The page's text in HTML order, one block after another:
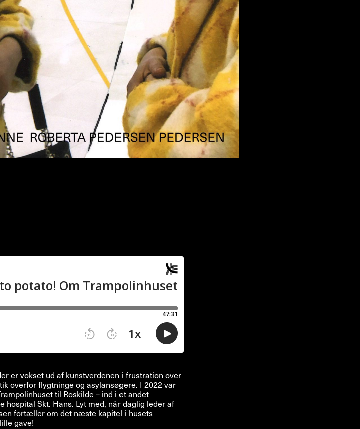
er vokset ud af kunstverdenen i frustration over
overfor flygtninge og asylansøgere. I 2022 var
til Roskilde – ind i et andet
hospital Skt. Hans. Lyt med, når daglig leder af
fortæller om det næste kapitel i husets
gave!